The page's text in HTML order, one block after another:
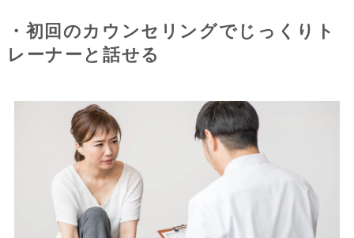
・初回のカウンセリングでじっくりト
レーナーと話せる